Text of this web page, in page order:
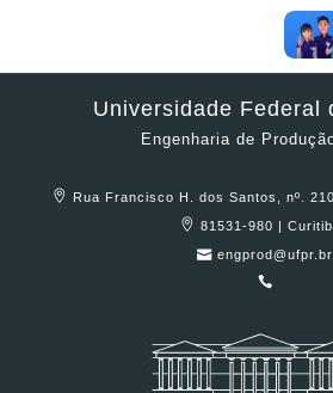
Universidade Federal
Engenharia de
Rua Francisco H. dos Santos, nº.
81531-980 |
engprod@ufpr.br